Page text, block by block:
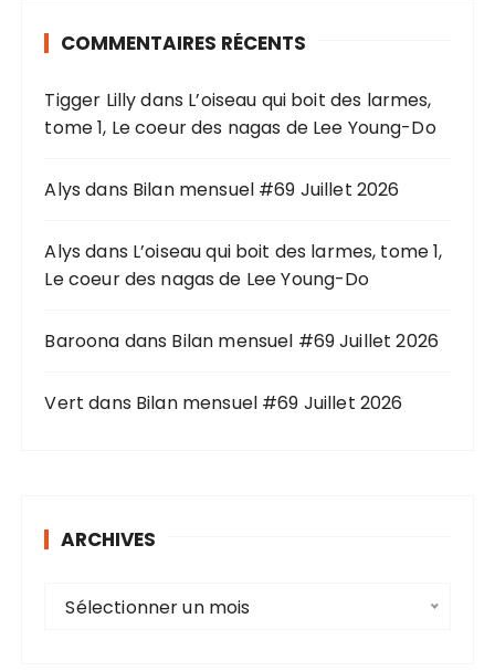
e
p
u
:
COMMENTAIRES RÉCENTS
Tigger Lillydans L’oiseau qui boit des larmes,
tome 1, Le coeur des nagas de Lee Young-Do
Alys dans Bilan mensuel #69 Juillet 2026
Alys dans L’oiseau qui boit des larmes, tome 1,
Le coeur des nagas de Lee Young-Do
Baroona dans Bilan mensuel #69 Juillet 2026
Vert dans Bilan mensuel #69 Juillet 2026
ARCHIVES
Sélectionner un mois